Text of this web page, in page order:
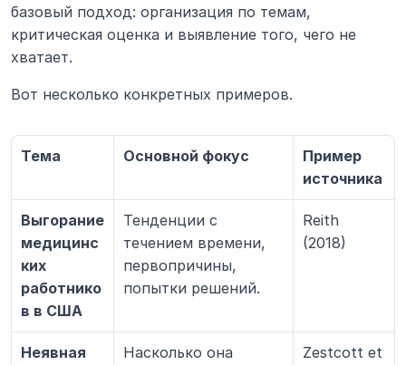
базовый подход: организация по темам,
критическая оценка и выявление того, чего не
хватает.
Вот несколько конкретных примеров.
Тема Основной фокус
Пример
источника
Выгорание
медицинс
ких
работнико
в в США
Тенденции с
течением времени,
первопричины,
попытки решений.
Reith
(2018)
Неявная
Насколько она
Zestcott et